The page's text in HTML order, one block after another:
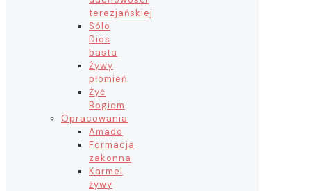
terezjańskiej
Sólo
Dios
basta
Żywy
płomień
Żyć
Bogiem
Opracowania
Amado
Formacja
zakonna
Karmel
żywy